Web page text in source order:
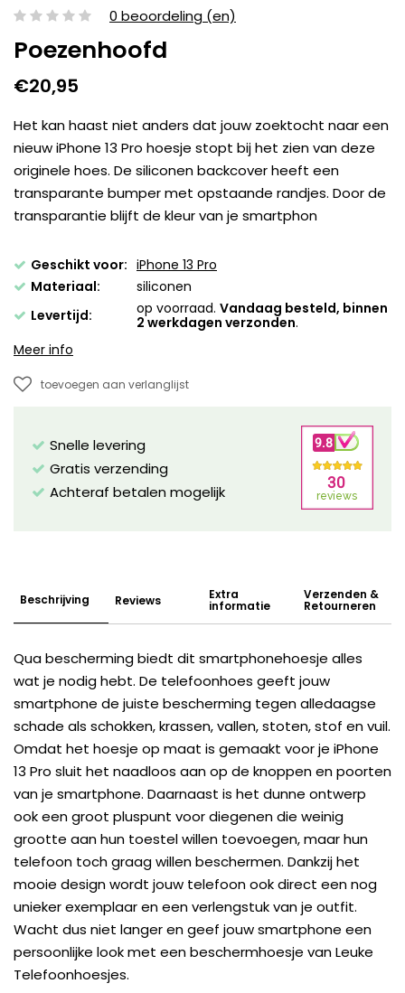
0 beoordeling (en)
Poezenhoofd
€20,95
Het kan haast niet anders dat jouw zoektocht naar een
nieuw iPhone 13 Pro hoesje stopt bij het zien van deze
originele hoes. De siliconen backcover heeft een
transparante bumper met opstaande randjes. Door de
transparantie blijft de kleur van je smartphon
Geschikt voor: iPhone 13 Pro
Materiaal:
siliconen
Levertijd:
op voorraad. Vandaag besteld, binnen
2 werkdagen verzonden.
Meer info
toevoegen aan verlanglijst
Snelle levering
Gratis verzending
Achteraf betalen mogelijk
Beschrijving Reviews Extra
informatie
Verzenden &
Retourneren
Qua bescherming biedt dit smartphonehoesje alles
wat je nodig hebt. De telefoonhoes geeft jouw
smartphone de juiste bescherming tegen alledaagse
schade als schokken, krassen, vallen, stoten, stof en vuil.
Omdat het hoesje op maat is gemaakt voor je iPhone
13 Pro sluit het naadloos aan op de knoppen en poorten
van je smartphone. Daarnaast is het dunne ontwerp
ook een groot pluspunt voor diegenen die weinig
grootte aan hun toestel willen toevoegen, maar hun
telefoon toch graag willen beschermen. Dankzij het
mooie design wordt jouw telefoon ook direct een nog
unieker exemplaar en een verlengstuk van je outfit.
Wacht dus niet langer en geef jouw smartphone een
persoonlijke look met een beschermhoesje van Leuke
Telefoonhoesjes.